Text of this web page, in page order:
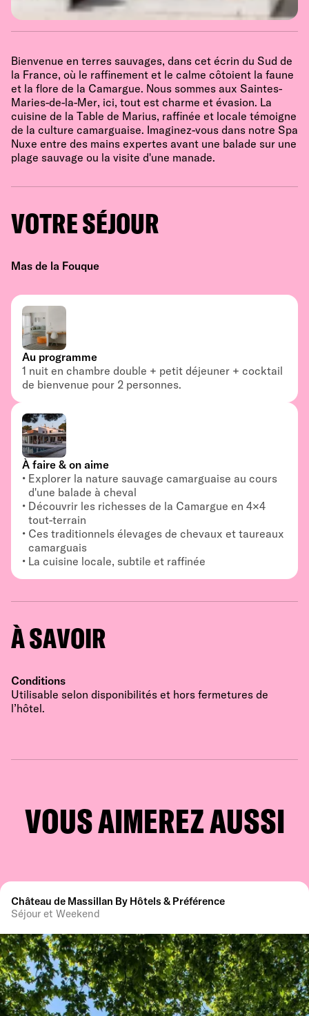
Bienvenue en terres sauvages, dans cet écrin du Sud de
la France, où le raffinement et le calme côtoient la faune
et la flore de la Camargue. Nous sommes aux Saintes-
Maries-de-la-Mer, ici, tout est charme et évasion. La
cuisine de la Table de Marius, raffinée et locale témoigne
de la culture camarguaise. Imaginez-vous dans notre Spa
Nuxe entre des mains expertes avant une balade sur une
plage sauvage ou la visite d'une manade.
VOTRE SÉJOUR
Mas de la Fouque
Au programme
1 nuit en chambre double + petit déjeuner + cocktail
de bienvenue pour 2 personnes.
À faire & on aime
Explorer la nature sauvage camarguaise au cours
d'une balade à cheval
Découvrir les richesses de la Camargue en 4×4
tout-terrain
Ces traditionnels élevages de chevaux et taureaux
camarguais
La cuisine locale, subtile et raffinée
À SAVOIR
Conditions
Utilisable selon disponibilités et hors fermetures de
l’hôtel.
VOUS AIMEREZ AUSSI
Château de Massillan By Hôtels & Préférence
Séjour et Weekend